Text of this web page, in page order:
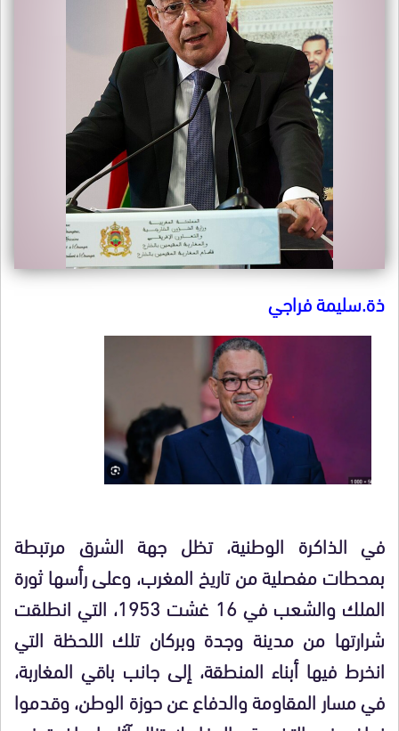
ذة.سليمة فراجي
في الذاكرة الوطنية، تظل جهة الشرق مرتبطة
بمحطات مفصلية من تاريخ المغرب، وعلى رأسها ثورة
الملك والشعب في 16 غشت 1953، التي انطلقت
شرارتها من مدينة وجدة وبركان تلك اللحظة التي
انخرط فيها أبناء المنطقة، إلى جانب باقي المغاربة،
في مسار المقاومة والدفاع عن حوزة الوطن، وقدموا